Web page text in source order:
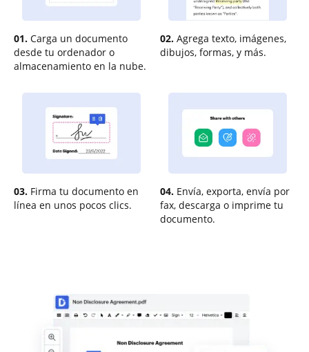
01. Carga un documento
desde tu ordenador o
almacenamiento en la nube.
02. Agrega texto, imágenes,
dibujos, formas, y más.
03. Firma tu documento en
línea en unos pocos clics.
04. Envía, exporta, envía por
fax, descarga o imprime tu
documento.